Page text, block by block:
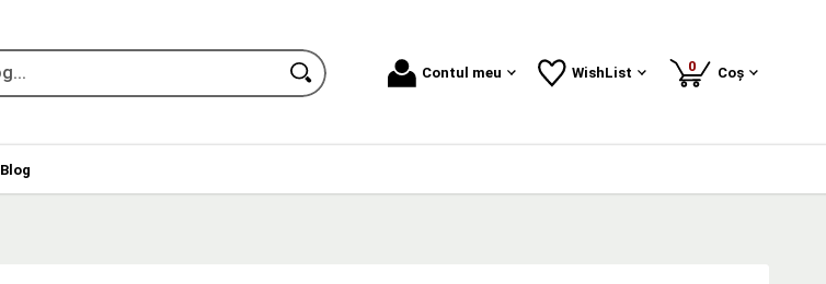
Contul meu WishList 0produse
Coș
Blog